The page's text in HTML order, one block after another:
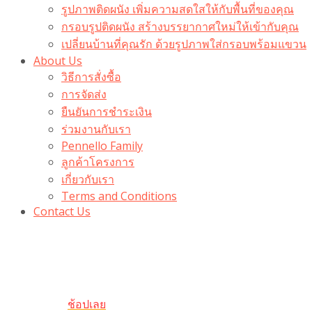
รูปภาพติดผนัง เพิ่มความสดใสให้กับพื้นที่ของคุณ
กรอบรูปติดผนัง สร้างบรรยากาศใหม่ให้เข้ากับคุณ
เปลี่ยนบ้านที่คุณรัก ด้วยรูปภาพใส่กรอบพร้อมแขวน​
About Us
วิธีการสั่งซื้อ
การจัดส่ง
ยืนยันการชำระเงิน
ร่วมงานกับเรา
Pennello Family
ลูกค้าโครงการ
เกี่ยวกับเรา
Terms and Conditions
Contact Us
ช้อปเลย